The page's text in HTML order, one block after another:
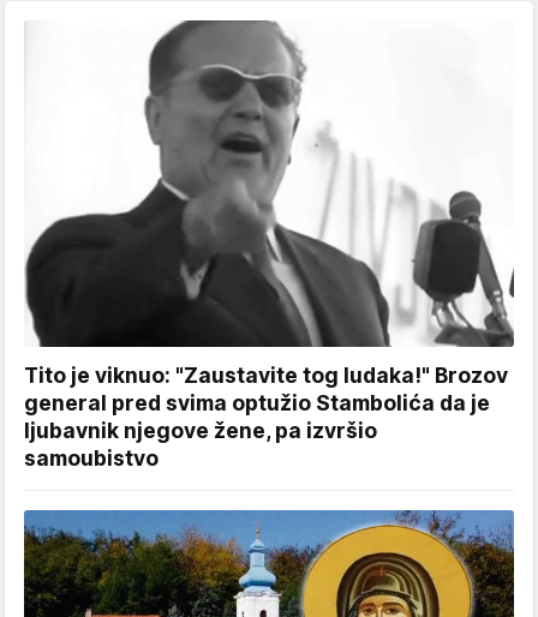
Tito je viknuo: "Zaustavite tog ludaka!" Brozov
general pred svima optužio Stambolića da je
ljubavnik njegove žene, pa izvršio
samoubistvo